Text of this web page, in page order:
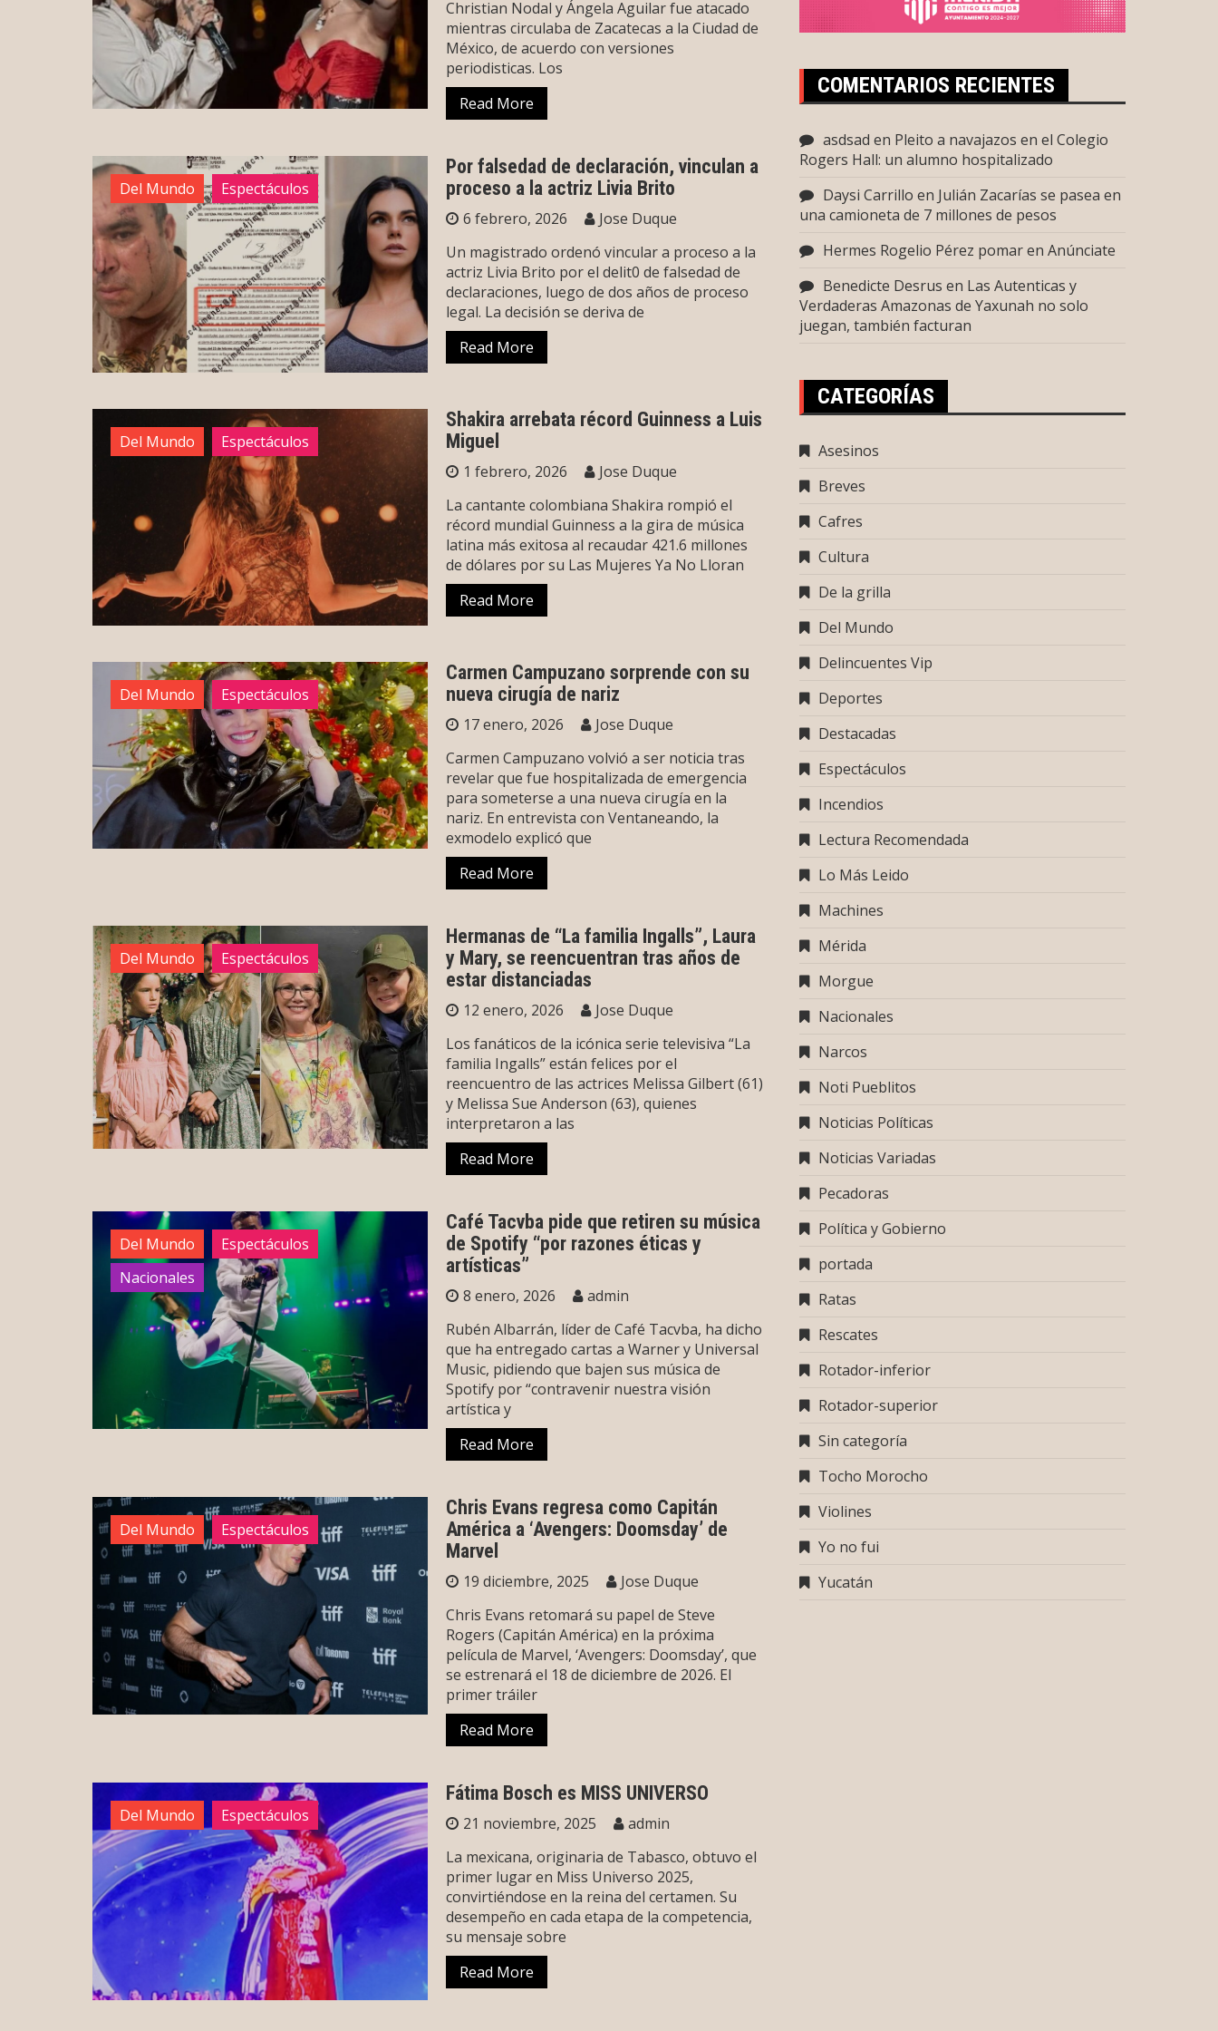
Christian Nodal y Ángela Aguilar fue atacado
mientras circulaba de Zacatecas a la Ciudad de
México, de acuerdo con versiones
periodisticas. Los
Read More
Del Mundo Espectáculos
Por falsedad de declaración, vinculan a
proceso a la actriz Livia Brito
6 febrero, 2026
Jose Duque
Un magistrado ordenó vincular a proceso a la
actriz Livia Brito por el delit0 de falsedad de
declaraciones, luego de dos años de proceso
legal. La decisión se deriva de
Read More
Del Mundo Espectáculos
Shakira arrebata récord Guinness a Luis
Miguel
1 febrero, 2026
Jose Duque
La cantante colombiana Shakira rompió el
récord mundial Guinness a la gira de música
latina más exitosa al recaudar 421.6 millones
de dólares por su Las Mujeres Ya No Lloran
Read More
Del Mundo Espectáculos
Carmen Campuzano sorprende con su
nueva cirugía de nariz
17 enero, 2026
Jose Duque
Carmen Campuzano volvió a ser noticia tras
revelar que fue hospitalizada de emergencia
para someterse a una nueva cirugía en la
nariz. En entrevista con Ventaneando, la
exmodelo explicó que
Read More
Del Mundo Espectáculos
Hermanas de “La familia Ingalls”, Laura
y Mary, se reencuentran tras años de
estar distanciadas
12 enero, 2026
Jose Duque
Los fanáticos de la icónica serie televisiva “La
familia Ingalls” están felices por el
reencuentro de las actrices Melissa Gilbert (61)
y Melissa Sue Anderson (63), quienes
interpretaron a las
Read More
Del Mundo
Espectáculos
Nacionales
Café Tacvba pide que retiren su música
de Spotify “por razones éticas y
artísticas”
8 enero, 2026
admin
Rubén Albarrán, líder de Café Tacvba, ha dicho
que ha entregado cartas a Warner y Universal
Music, pidiendo que bajen sus música de
Spotify por “contravenir nuestra visión
artística y
Read More
Del Mundo Espectáculos
Chris Evans regresa como Capitán
América a ‘Avengers: Doomsday’ de
Marvel
19 diciembre, 2025
Jose Duque
Chris Evans retomará su papel de Steve
Rogers (Capitán América) en la próxima
película de Marvel, ‘Avengers: Doomsday’, que
se estrenará el 18 de diciembre de 2026. El
primer tráiler
Read More
Del Mundo Espectáculos
Fátima Bosch es MISS UNIVERSO
21 noviembre, 2025
admin
La mexicana, originaria de Tabasco, obtuvo el
primer lugar en Miss Universo 2025,
convirtiéndose en la reina del certamen. Su
desempeño en cada etapa de la competencia,
su mensaje sobre
Read More
COMENTARIOS RECIENTES
asdsad en Pleito a navajazos en el Colegio
Rogers Hall: un alumno hospitalizado
Daysi Carrillo en Julián Zacarías se pasea en
una camioneta de 7 millones de pesos
Hermes Rogelio Pérez pomaren Anúnciate
Benedicte Desrus en Las Autenticas y
Verdaderas Amazonas de Yaxunah no solo
juegan, también facturan
CATEGORÍAS
Asesinos
Breves
Cafres
Cultura
De la grilla
Del Mundo
Delincuentes Vip
Deportes
Destacadas
Espectáculos
Incendios
Lectura Recomendada
Lo Más Leido
Machines
Mérida
Morgue
Nacionales
Narcos
Noti Pueblitos
Noticias Políticas
Noticias Variadas
Pecadoras
Política y Gobierno
portada
Ratas
Rescates
Rotador-inferior
Rotador-superior
Sin categoría
Tocho Morocho
Violines
Yo no fui
Yucatán